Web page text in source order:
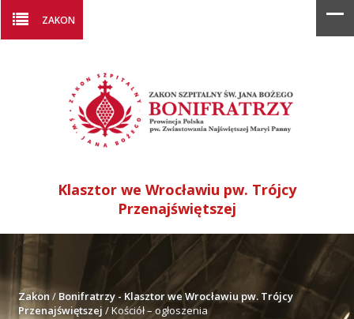
ZAKON
Klasztor we Wrocławiu pw. Trójcy
Przenajświętszej
Zakon / Bonifratrzy - Klasztor we Wrocławiu pw. Trójcy
Przenajświętszej /Kościół – ogłoszenia